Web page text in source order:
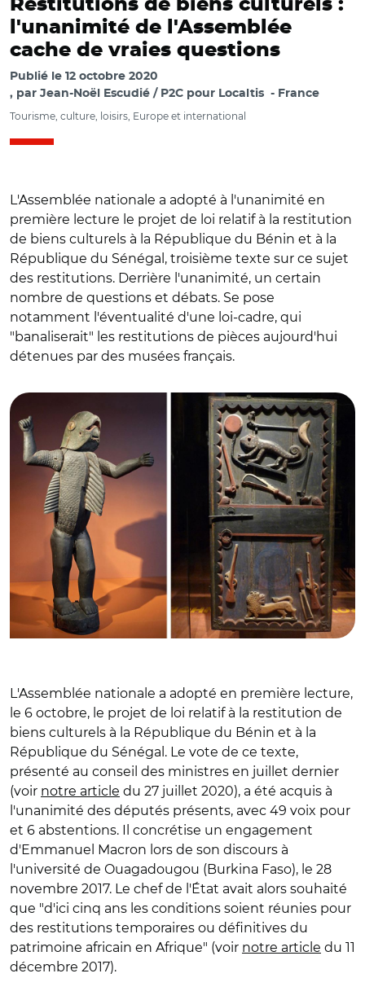
Restitutions de biens culturels :
l'unanimité de l'Assemblée
cache de vraies questions
Publié le 12 octobre 2020
par Jean-Noël Escudié / P2C pour Localtis France
Tourisme, culture, loisirs, Europe et international
L'Assemblée nationale a adopté à l'unanimité en
première lecture le projet de loi relatif à la restitution
de biens culturels à la République du Bénin et à la
République du Sénégal, troisième texte sur ce sujet
des restitutions. Derrière l'unanimité, un certain
nombre de questions et débats. Se pose
notamment l'éventualité d'une loi-cadre, qui
"banaliserait" les restitutions de pièces aujourd'hui
détenues par des musées français.
L'Assemblée nationale a adopté en première lecture,
le 6 octobre, le projet de loi relatif à la restitution de
biens culturels à la République du Bénin et à la
République du Sénégal. Le vote de ce texte,
présenté au conseil des ministres en juillet dernier
(voir notre article du 27 juillet 2020), a été acquis à
l'unanimité des députés présents, avec 49 voix pour
et 6 abstentions. Il concrétise un engagement
d'Emmanuel Macron lors de son discours à
l'université de Ouagadougou (Burkina Faso), le 28
novembre 2017. Le chef de l'État avait alors souhaité
que "d'ici cinq ans les conditions soient réunies pour
des restitutions temporaires ou définitives du
patrimoine africain en Afrique" (voir notre article du 11
décembre 2017).